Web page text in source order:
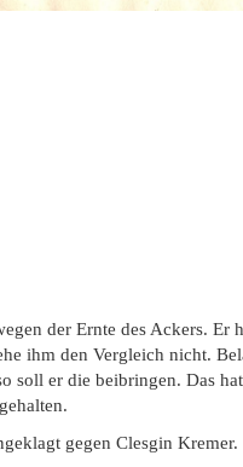
der Ernte des Ackers.
ihm den Vergleich nicht.
soll er die beibringen. Das
gegen Clesgin Kremer.